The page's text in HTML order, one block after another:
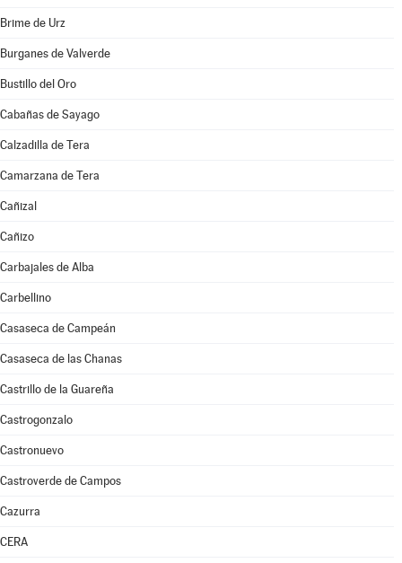
Brime de Urz
Burganes de Valverde
Bustillo del Oro
Cabañas de Sayago
Calzadilla de Tera
Camarzana de Tera
Cañizal
Cañizo
Carbajales de Alba
Carbellino
Casaseca de Campeán
Casaseca de las Chanas
Castrillo de la Guareña
Castrogonzalo
Castronuevo
Castroverde de Campos
Cazurra
CERA